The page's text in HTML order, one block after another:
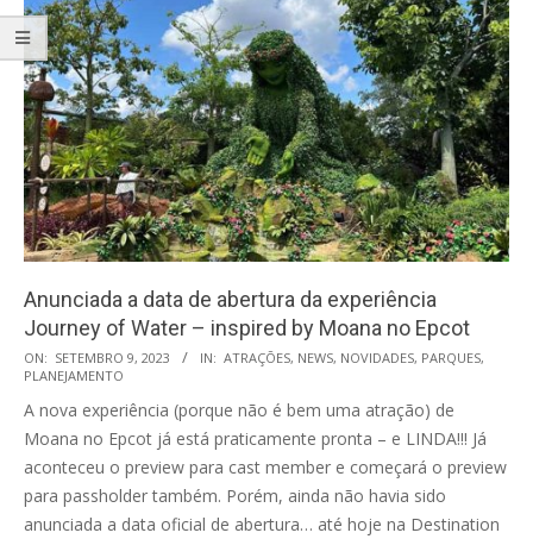
Anunciada a data de abertura da experiência
Journey of Water – inspired by Moana no Epcot
2023-
09-
09
ON: SETEMBRO 9, 2023 IN: ATRAÇÕES, NEWS, NOVIDADES, PARQUES,
PLANEJAMENTO
A nova experiência (porque não é bem uma atração) de
Moana no Epcot já está praticamente pronta – e LINDA!!! Já
aconteceu o preview para cast member e começará o preview
para passholder também. Porém, ainda não havia sido
anunciada a data oficial de abertura… até hoje na Destination